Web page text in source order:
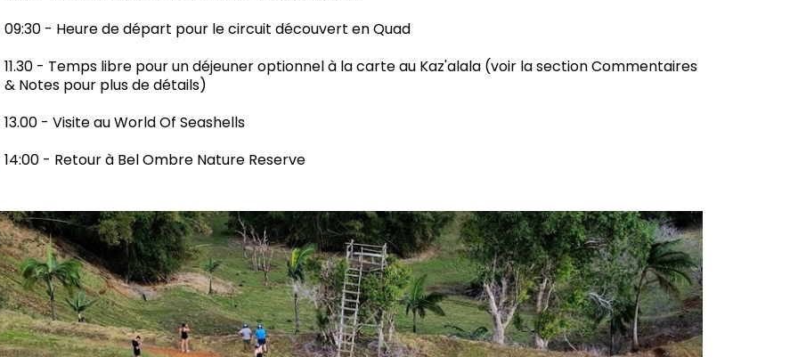
09:30 - Heure de départ pour le circuit découvert en Quad
11.30 - Temps libre pour un déjeuner optionnel à la carte au Kaz'alala (voir la section Commentaires
& Notes pour plus de détails)
13.00 - Visite au World Of Seashells
14:00 - Retour à Bel Ombre Nature Reserve